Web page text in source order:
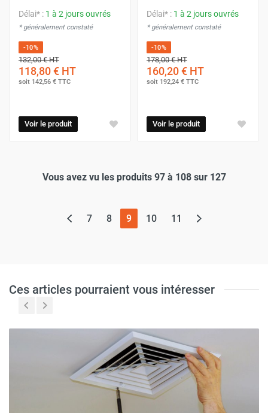
Délai* : 1 à 2 jours ouvrés
* généralement constaté
-10%
132,00 €HT
118,80 € HT
soit 142,56 € TTC
Voir le produit
Délai* : 1 à 2 jours ouvrés
* généralement constaté
-10%
178,00 €HT
160,20 € HT
soit 192,24 € TTC
Voir le produit
Vous avez vu les produits 97 à 108 sur 127
7 8 9(page actuelle)
10 11
Ces articles pourraient vous intéresser